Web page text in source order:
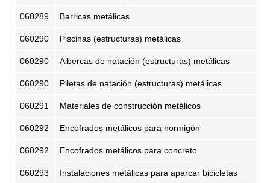
060289 Barricas metálicas
060290 Piscinas (estructuras) metálicas
060290 Albercas de natación (estructuras) metálicas
060290 Piletas de natación (estructuras) metálicas
060291 Materiales de construcción metálicos
060292 Encofrados metálicos para hormigón
060292 Encofrados metálicos para concreto
060293 Instalaciones metálicas para aparcar bicicletas